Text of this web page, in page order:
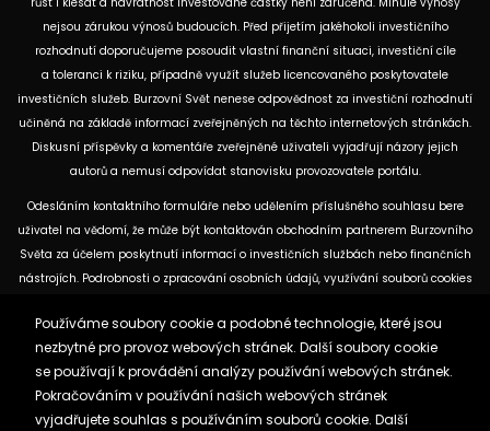
nejsou zárukou výnosů budoucích. Před přijetím jakéhokoli investičního
rozhodnutí doporučujeme posoudit vlastní finanční situaci, investiční cíle
a toleranci k riziku, případně využít služeb licencovaného poskytovatele
investičních služeb. Burzovní Svět nenese odpovědnost za investiční rozhodnutí
učiněná na základě informací zveřejněných na těchto internetových stránkách.
Diskusní příspěvky a komentáře zveřejněné uživateli vyjadřují názory jejich
autorů a nemusí odpovídat stanovisku provozovatele portálu.
Odesláním kontaktního formuláře nebo udělením příslušného souhlasu bere
uživatel na vědomí, že může být kontaktován obchodním partnerem Burzovního
Světa za účelem poskytnutí informací o investičních službách nebo finančních
nástrojích. Podrobnosti o zpracování osobních údajů, využívání souborů cookies
dostupných na těchto internetových stránkách. U jednotlivých článků mohou
být uvedeny informace o použitých zdrojích, datu původní analýzy nebo datu,
ke kterému se vztahují uvedené tržní údaje.
Používáme soubory cookie a podobné technologie, které jsou
nezbytné pro provoz webových stránek. Další soubory cookie
se používají k provádění analýzy používání webových stránek.
Pokračováním v používání našich webových stránek
vyjadřujete souhlas s používáním souborů cookie. Další